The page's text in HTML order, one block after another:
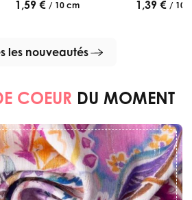
1,59 € / 10 cm 1,39 € / 10
les nouveautés
COEUR DU MOMENT